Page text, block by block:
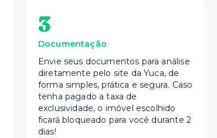
3
Documentação
Envie seus documentos para análise
diretamente pelo site da Yuca, de
forma simples, prática e segura. Caso
tenha pagado a taxa de
exclusividade, o imóvel escolhido
ficará bloqueado para você durante 2
dias!